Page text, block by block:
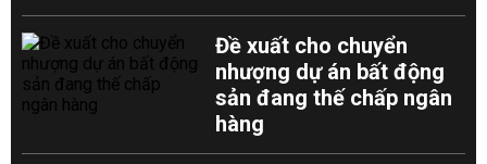
Đề xuất cho chuyển
nhượng dự án bất động
sản đang thế chấp ngân
hàng